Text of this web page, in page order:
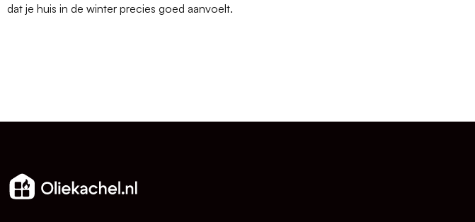
dat je huis in de winter precies goed aanvoelt.